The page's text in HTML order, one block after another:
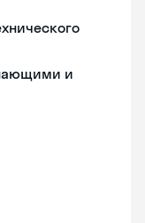
и